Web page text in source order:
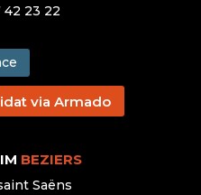
42 23 22
via Armado
BEZIERS
Saëns